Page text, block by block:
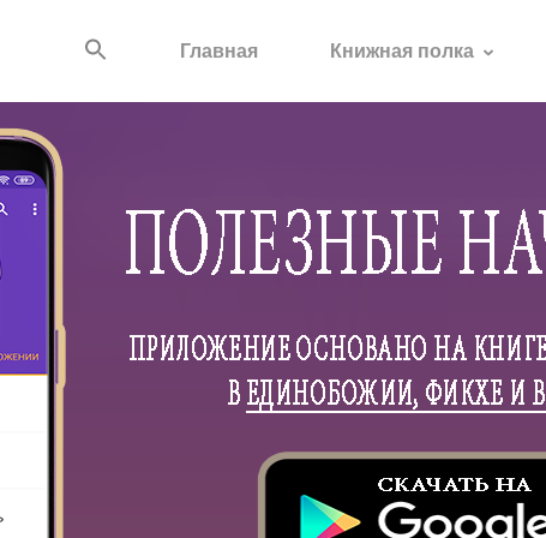
Главная Книжная полка